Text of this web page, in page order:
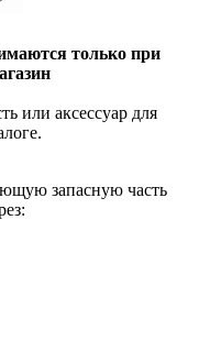
только при
или аксессуар для
запасную часть